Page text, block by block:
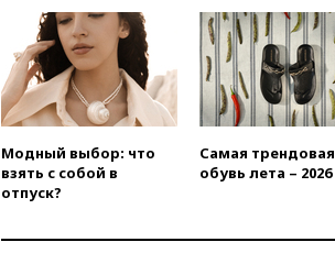
Модный выбор: что
взять с собой в
отпуск?
Самая трендовая
обувь лета – 2026